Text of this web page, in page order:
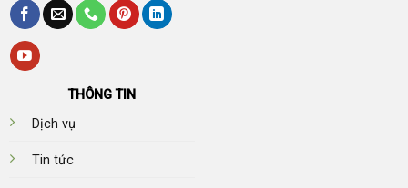
THÔNG TIN
Dịch vụ
Tin tức